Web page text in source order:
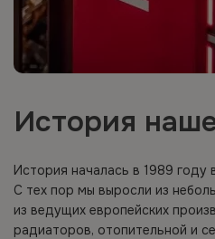
История
История началась в 1989
С тех пор мы выросли из
из ведущих европейских
радиаторов, отопительной и